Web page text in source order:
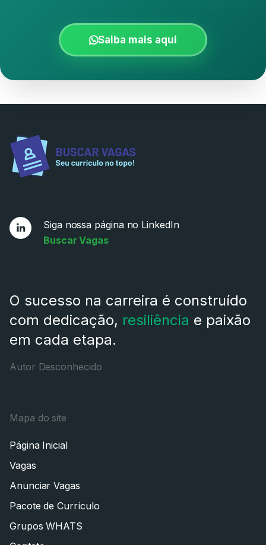
Saiba mais aqui
Siga nossa página no LinkedIn
Buscar Vagas
O sucesso na carreira é construído
com dedicação, resiliência e paixão
em cada etapa.
Autor Desconhecido
Mapa do site
Página Inicial
Vagas
Anunciar Vagas
Pacote de Currículo
Grupos WHATS